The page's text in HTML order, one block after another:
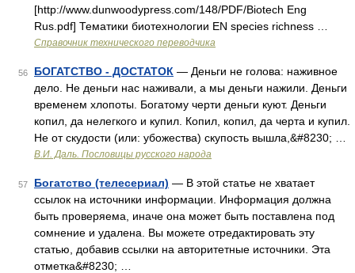
[http://www.dunwoodypress.com/148/PDF/Biotech Eng
Rus.pdf] Тематики биотехнологии EN species richness …
Справочник технического переводчика
56 БОГАТСТВО - ДОСТАТОК — Деньги не голова: наживное
дело. Не деньги нас наживали, а мы деньги нажили. Деньги
временем хлопоты. Богатому черти деньги куют. Деньги
копил, да нелегкого и купил. Копил, копил, да черта и купил.
Не от скудости (или: убожества) скупость вышла,&#8230; …
В.И. Даль. Пословицы русского народа
57 Богатство (телесериал) — В этой статье не хватает
ссылок на источники информации. Информация должна
быть проверяема, иначе она может быть поставлена под
сомнение и удалена. Вы можете отредактировать эту
статью, добавив ссылки на авторитетные источники. Эта
отметка&#8230; …